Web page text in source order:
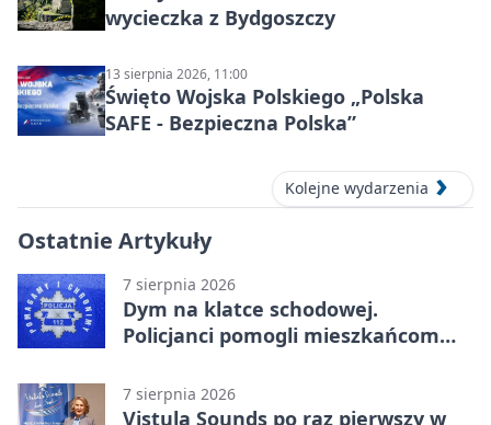
wycieczka z Bydgoszczy
13 sierpnia 2026, 11:00
Święto Wojska Polskiego „Polska
SAFE - Bezpieczna Polska”
Kolejne wydarzenia
Ostatnie Artykuły
7 sierpnia 2026
Dym na klatce schodowej.
Policjanci pomogli mieszkańcom
7 sierpnia 2026
Vistula Sounds po raz pierwszy w